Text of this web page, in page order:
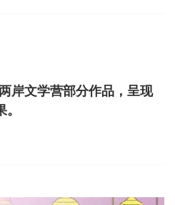
岸文学营部分作品，呈现